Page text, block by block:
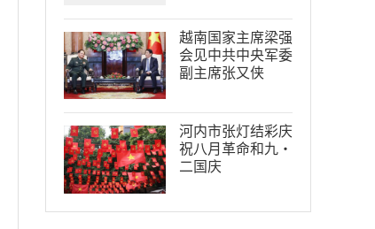
越南国家主席梁强
会见中共中央军委
副主席张又侠
河内市张灯结彩庆
祝八月革命和九·
二国庆